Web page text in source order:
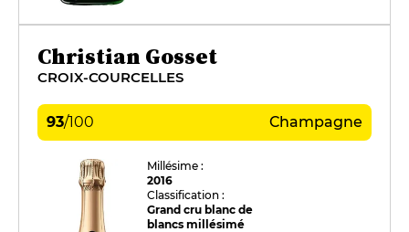
Christian Gosset
CROIX-COURCELLES
93/100 Champagne
Millésime :
2016
Classification :
Grand cru blanc de
blancs millésimé